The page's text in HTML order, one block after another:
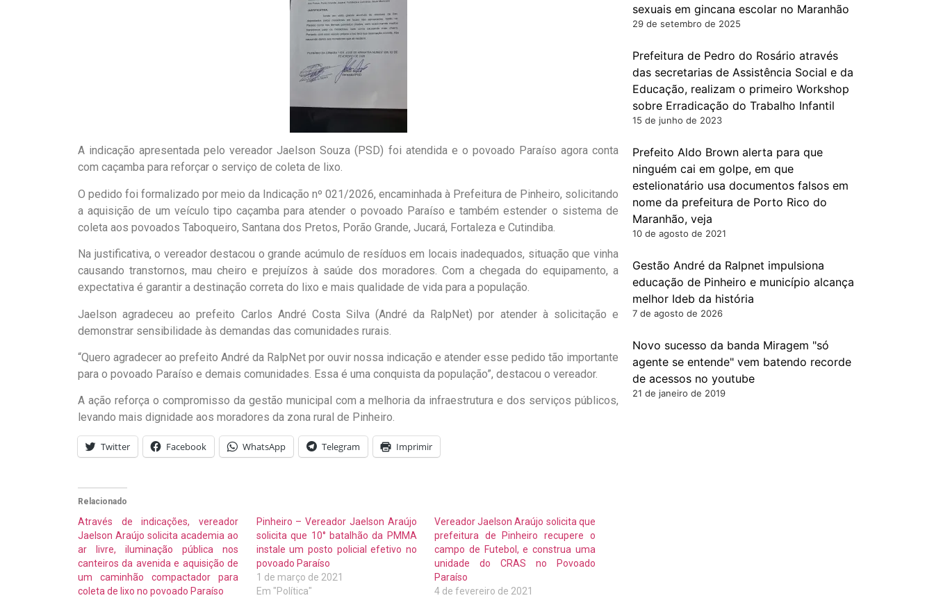
A indicação apresentada pelo vereador Jaelson Souza (PSD) foi atendida e o povoado Paraíso agora conta
com caçamba para reforçar o serviço de coleta de lixo.
O pedido foi formalizado por meio da Indicação nº 021/2026, encaminhada à Prefeitura de Pinheiro, solicitando
a aquisição de um veículo tipo caçamba para atender o povoado Paraíso e também estender o sistema de
coleta aos povoados Taboqueiro, Santana dos Pretos, Porão Grande, Jucará, Fortaleza e Cutindiba.
Na justificativa, o vereador destacou o grande acúmulo de resíduos em locais inadequados, situação que vinha
causando transtornos, mau cheiro e prejuízos à saúde dos moradores. Com a chegada do equipamento, a
expectativa é garantir a destinação correta do lixo e mais qualidade de vida para a população.
Jaelson agradeceu ao prefeito Carlos André Costa Silva (André da RalpNet) por atender à solicitação e
demonstrar sensibilidade às demandas das comunidades rurais.
“Quero agradecer ao prefeito André da RalpNet por ouvir nossa indicação e atender esse pedido tão importante
para o povoado Paraíso e demais comunidades. Essa é uma conquista da população”, destacou o vereador.
A ação reforça o compromisso da gestão municipal com a melhoria da infraestrutura e dos serviços públicos,
levando mais dignidade aos moradores da zona rural de Pinheiro.
Twitter Facebook WhatsApp Telegram Imprimir
Relacionado
Através de indicações, vereador
Jaelson Araújo solicita academia ao
ar livre, iluminação pública nos
canteiros da avenida e aquisição de
um caminhão compactador para
coleta de lixo no povoado Paraíso
Pinheiro – Vereador Jaelson Araújo
solicita que 10° batalhão da PMMA
instale um posto policial efetivo no
povoado Paraíso
1 de março de 2021
Em "Política"
Vereador Jaelson Araújo solicita que
prefeitura de Pinheiro recupere o
campo de Futebol, e construa uma
unidade do CRAS no Povoado
Paraíso
4 de fevereiro de 2021
sexuais em gincana escolar no Maranhão
29 de setembro de 2025
Prefeitura de Pedro do Rosário através
das secretarias de Assistência Social e da
Educação, realizam o primeiro Workshop
sobre Erradicação do Trabalho Infantil
15 de junho de 2023
Prefeito Aldo Brown alerta para que
ninguém cai em golpe, em que
estelionatário usa documentos falsos em
nome da prefeitura de Porto Rico do
Maranhão, veja
10 de agosto de 2021
Gestão André da Ralpnet impulsiona
educação de Pinheiro e município alcança
melhor Ideb da história
7 de agosto de 2026
Novo sucesso da banda Miragem "só
agente se entende" vem batendo recorde
de acessos no youtube
21 de janeiro de 2019